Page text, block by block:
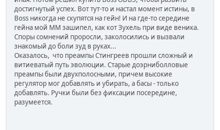
достигнутый успех. Вот тут-то и настал момент истины, в
Boss никогда не скупятся на гейн! И на где-то середине
гейна мой ММ зашипел, как кот Зухель при виде веника.
Споры сомнений проросли, заколосились и вызвали
знакомый до боли зуд в руках...
Оказалось, что преампы Стингреев прошли сложный и
витиеватый путь эволюции. Старые доэрниболловые
преампы были двухполосными, причем высокие
регулятор мог добавлять и убирать, а басы - только
добавлять. Ручки были без фиксации посередине,
разумеется.